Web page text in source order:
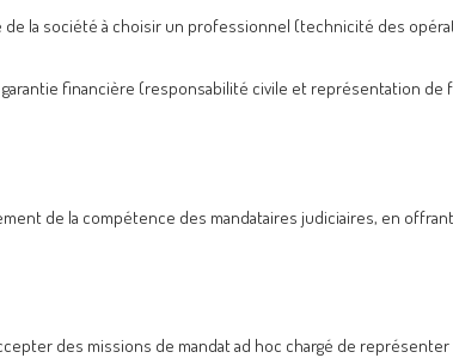
la société à choisir un professionnel (technicité des
financière (responsabilité civile et représentation
de la compétence des mandataires judiciaires, en
des missions de mandat ad hoc chargé de